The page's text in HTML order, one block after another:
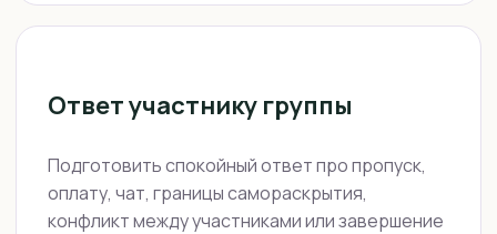
Ответ участнику группы
Подготовить спокойный ответ про пропуск,
оплату, чат, границы самораскрытия,
конфликт между участниками или завершение